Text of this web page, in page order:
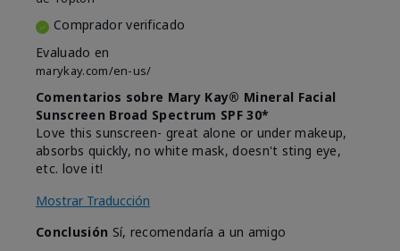
Comprador verificado
Evaluado en
marykay.com/en-us/
Comentarios sobre Mary Kay® Mineral Facial
Sunscreen Broad Spectrum SPF 30*
Love this sunscreen- great alone or under makeup,
absorbs quickly, no white mask, doesn't sting eye,
etc. love it!
Mostrar Traducción
Conclusión Sí, recomendaría a un amigo